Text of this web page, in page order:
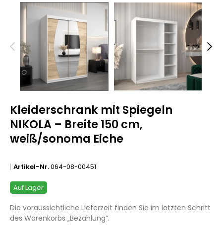
Kleiderschrank mit Spiegeln
NIKOLA – Breite 150 cm,
weiß/sonoma Eiche
Artikel-Nr.064-08-00451
Auf Lager
Die voraussichtliche Lieferzeit finden Sie im letzten Schritt
des Warenkorbs „Bezahlung“.